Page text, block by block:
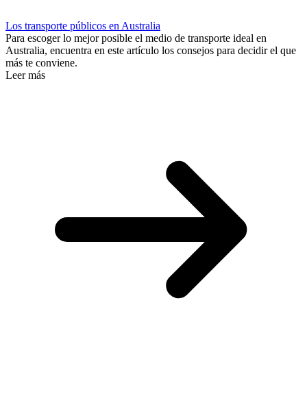
Los transporte públicos en Australia
Para escoger lo mejor posible el medio de transporte ideal en
Australia, encuentra en este artículo los consejos para decidir el que
más te conviene.
Leer más